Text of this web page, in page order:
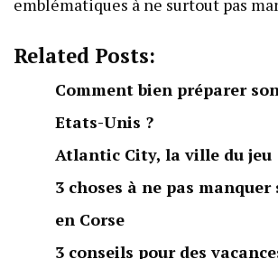
emblématiques à ne surtout pas
Related Posts:
Comment bien préparer
Etats-Unis ?
Atlantic City, la ville du jeu
3 choses à ne pas
en Corse
3 conseils pour des